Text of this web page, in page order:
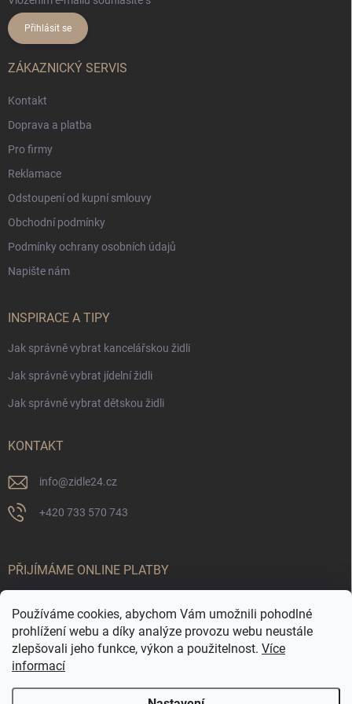
Používáme cookies, abychom Vám umožnili pohodlné
prohlížení webu a díky analýze provozu webu neustále
zlepšovali jeho funkce, výkon a použitelnost. Více
informací
Přihlásit se
ZÁKAZNICKÝ SERVIS
Kontakt
Doprava a platba
Pro firmy
Reklamace
Odstoupení od kupní smlouvy
Obchodní podmínky
Podmínky ochrany osobních údajů
Napište nám
INSPIRACE A TIPY
Jak správně vybrat kancelářskou židli
Jak správně vybrat jídelní židli
Jak správně vybrat dětskou židli
KONTAKT
info@zidle24.cz
+420 733 570 743
PŘIJÍMÁME ONLINE PLATBY